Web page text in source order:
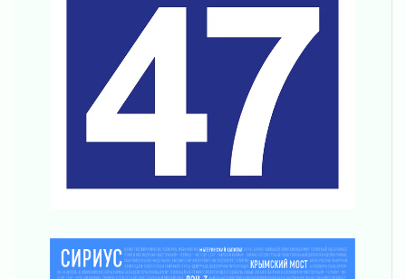
Марафон обновлений
Добровольцы огненного фронта
05 августа 2026
С заботой о здоровье
Лучшая из лучших
Пульс региона
«Результат командный, заслуга каждого
ведомства и муниципалитета»
05 августа 2026